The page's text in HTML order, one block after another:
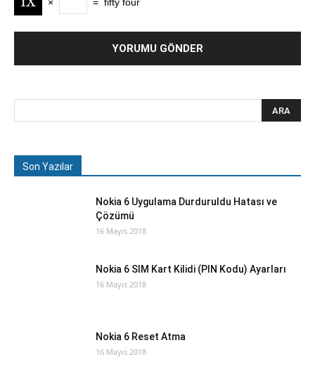
Son Yazılar
Nokia 6 Uygulama Durduruldu Hatası ve
Çözümü
16 Mayıs 2018
Nokia 6 SIM Kart Kilidi (PIN Kodu) Ayarları
16 Mayıs 2018
Nokia 6 Reset Atma
16 Mayıs 2018